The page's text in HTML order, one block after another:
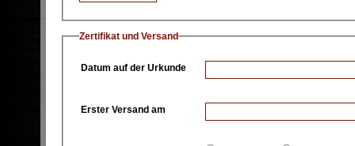
Zertifikat und Versand
Datum auf der Urkunde
Erster Versand am